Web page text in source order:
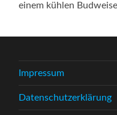
einem kühlen
Impressum
Datenschutzerklärung